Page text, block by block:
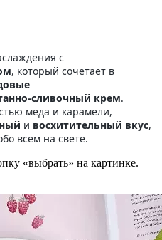
с
, который сочетает в
сливочный крем.
меда и карамели,
и восхитительный вкус,
всем на свете.
«выбрать» на картинке.